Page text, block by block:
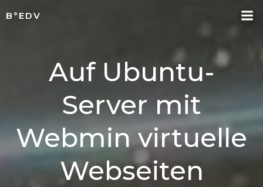
B°EDV
Auf Ubuntu-
Server mit
Webmin virtuelle
Webseiten